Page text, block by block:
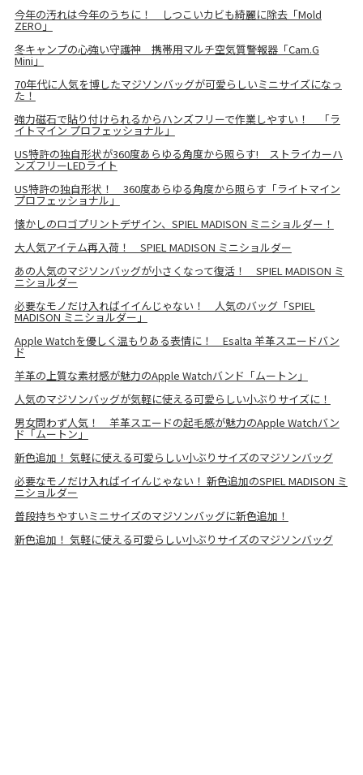
今年の汚れは今年のうちに！ しつこいカビも綺麗に除去「Mold
ZERO」
冬キャンプの心強い守護神 携帯用マルチ空気質警報器「Cam.G
Mini」
70年代に人気を博したマジソンバッグが可愛らしいミニサイズになっ
た！
強力磁石で貼り付けられるからハンズフリーで作業しやすい！ 「ラ
イトマイン プロフェッショナル」
US特許の独自形状が360度あらゆる角度から照らす! ストライカーハ
ンズフリーLEDライト
US特許の独自形状！ 360度あらゆる角度から照らす「ライトマイン
プロフェッショナル」
懐かしのロゴプリントデザイン、SPIEL MADISON ミニショルダー！
大人気アイテム再入荷！ SPIEL MADISON ミニショルダー
あの人気のマジソンバッグが小さくなって復活！ SPIEL MADISON ミ
ニショルダー
必要なモノだけ入ればイイんじゃない！ 人気のバッグ「SPIEL
MADISON ミニショルダー」
Apple Watchを優しく温もりある表情に！ Esalta 羊革スエードバン
ド
羊革の上質な素材感が魅力のApple Watchバンド「ムートン」
人気のマジソンバッグが気軽に使える可愛らしい小ぶりサイズに！
男女問わず人気！ 羊革スエードの起毛感が魅力のApple Watchバン
ド「ムートン」
新色追加！ 気軽に使える可愛らしい小ぶりサイズのマジソンバッグ
必要なモノだけ入ればイイんじゃない！ 新色追加のSPIEL MADISON ミ
ニショルダー
普段持ちやすいミニサイズのマジソンバッグに新色追加！
新色追加！ 気軽に使える可愛らしい小ぶりサイズのマジソンバッグ